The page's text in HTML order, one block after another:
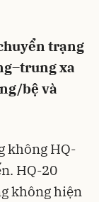
trạng
xa
bệ và
không HQ-
HQ-20
không hiện